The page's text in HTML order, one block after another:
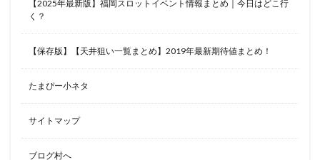
【2025年最新版】福岡スロットイベント情報まとめ｜今日はどこ行
く？
【保存版】【天井狙い一覧まとめ】2019年最新期待値まとめ！
たまぴー小ネタ
サイトマップ
ブログ村へ